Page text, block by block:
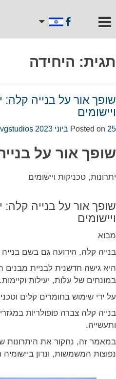
תגית: היחידה
שופך אור על בנייה קלה:
ויישומים
Posted on 25 ביוני 2023 vgstudios
שופך אור על
יתרונות, טכניקות ויישומים
שופך אור על בנייה קלה:
ויישומים
מבוא
בנייה קלה, הידועה גם בשם
היא גישה חדשנית לבניית מבנים
במונחים של עלות, יעילות וקיימות.
על ידי שימוש בחומרים קלים
בנייה קלה צברה פופולריות
ותעשייה.
במאמר זה, נחקור את היתרונות
נפוצות המשמשות, ונדון ביישומיה